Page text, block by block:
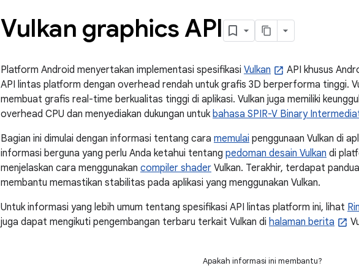
Vulkan graphics API
Platform Android menyertakan implementasi spesifikasi Vulkan
API khusus
API lintas platform dengan overhead rendah untuk grafis 3D berperforma tinggi.
membuat grafis real-time berkualitas tinggi di aplikasi. Vulkan juga memiliki
overhead CPU dan menyediakan dukungan untuk bahasa SPIR-V Binary
Bagian ini dimulai dengan informasi tentang cara memulai penggunaan Vulkan di
informasi berguna yang perlu Anda ketahui tentang pedoman desain Vulkan di
menjelaskan cara menggunakan compiler shader Vulkan. Terakhir, terdapat
membantu memastikan stabilitas pada aplikasi yang menggunakan Vulkan.
Untuk informasi yang lebih umum tentang spesifikasi API lintas platform ini, lihat
juga dapat mengikuti pengembangan terbaru terkait Vulkan di halaman berita
Apakah informasi ini membantu?